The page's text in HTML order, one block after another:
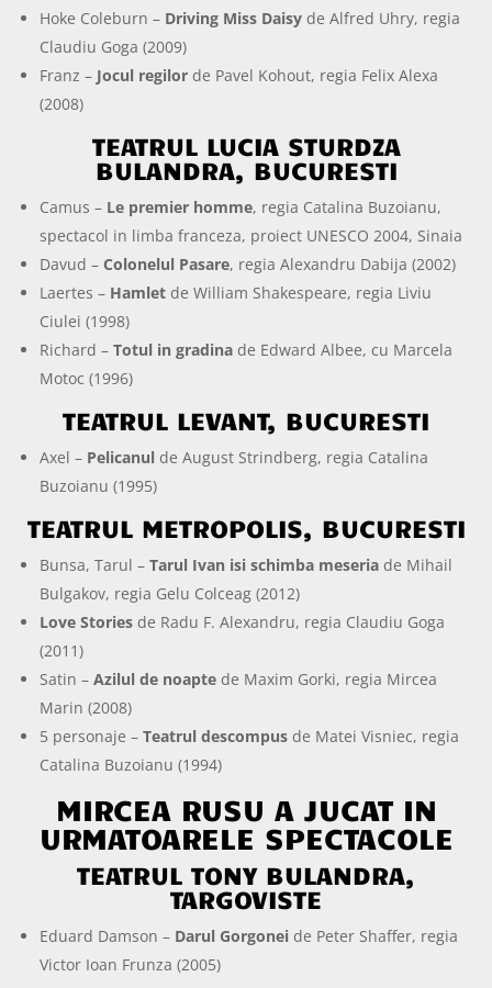
Hoke Coleburn – Driving Miss Daisy de Alfred Uhry, regia
Claudiu Goga (2009)
Franz – Jocul regilor de Pavel Kohout, regia Felix Alexa
(2008)
TEATRUL LUCIA STURDZA
BULANDRA, BUCURESTI
Camus – Le premier homme, regia Catalina Buzoianu,
spectacol in limba franceza, proiect UNESCO 2004, Sinaia
Davud – Colonelul Pasare, regia Alexandru Dabija (2002)
Laertes – Hamlet de William Shakespeare, regia Liviu
Ciulei (1998)
Richard –Totul in gradina de Edward Albee, cu Marcela
Motoc (1996)
TEATRUL LEVANT, BUCURESTI
Axel – Pelicanul de August Strindberg, regia Catalina
Buzoianu (1995)
TEATRUL METROPOLIS, BUCURESTI
Bunsa, Tarul –Tarul Ivan isi schimba meseria de Mihail
Bulgakov, regia Gelu Colceag (2012)
Love Stories de Radu F. Alexandru, regia Claudiu Goga
(2011)
Satin –Azilul de noapte de Maxim Gorki, regia Mircea
Marin (2008)
5 personaje –Teatrul descompus de Matei Visniec, regia
Catalina Buzoianu (1994)
MIRCEA RUSU A JUCAT IN
URMATOARELE SPECTACOLE
TEATRUL TONY BULANDRA,
TARGOVISTE
Eduard Damson – Darul Gorgonei de Peter Shaffer, regia
Victor Ioan Frunza (2005)